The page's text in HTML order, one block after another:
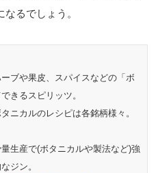
なるでしょう。
ブや果皮、スパイスなどの「ボ
きるスピリッツ。
ニカルのレシピは各銘柄様々。
生産で(ボタニカルや製法など)強
ジン。